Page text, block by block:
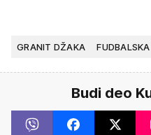
GRANIT DŽAKA
Budi deo